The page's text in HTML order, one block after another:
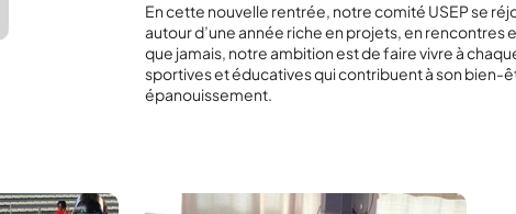
En cette nouvelle rentrée, notre comité USEP se
autour d’une année riche en projets, en rencontres
que jamais, notre ambition est de faire vivre à
sportives et éducatives qui contribuent à son bien-
épanouissement.